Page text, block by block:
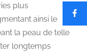
plus
ainsi le
la peau de telle
longtemps